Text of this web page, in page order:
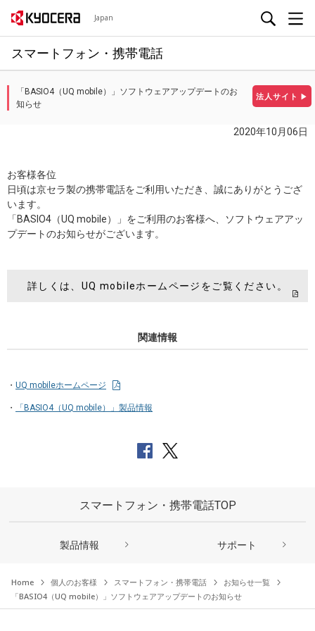
Japan
スマートフォン・携帯電話
法人サイト ▶
「BASIO4（UQ mobile）」ソフトウェアアップデートのお
知らせ
2020年10月06日
お客様各位
日頃は京セラ製の携帯電話をご利用いただき、誠にありがとうござ
います。
「BASIO4（UQ mobile）」をご利用のお客様へ、ソフトウェアアッ
プデートのお知らせがございます。
詳しくは、UQ mobileホームページをご覧ください。
関連情報
UQ mobileホームページ
「BASIO4（UQ mobile）」製品情報
スマートフォン・携帯電話TOP
製品情報 サポート
Home 個人のお客様 スマートフォン・携帯電話
お知らせ一覧
「BASIO4（UQ mobile）」ソフトウェアアップデートのお知らせ